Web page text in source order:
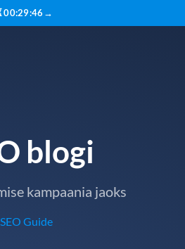
00:29:45 →
blogi
kampaania jaoks
Guide